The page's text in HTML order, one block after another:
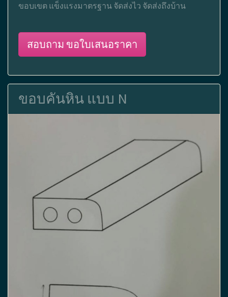
ขอบเขต แข็งแรงมาตรฐาน จัดส่งไว จัดส่งถึงบ้าน
สอบถาม ขอใบเสนอราคา
ขอบคันหิน แบบ N